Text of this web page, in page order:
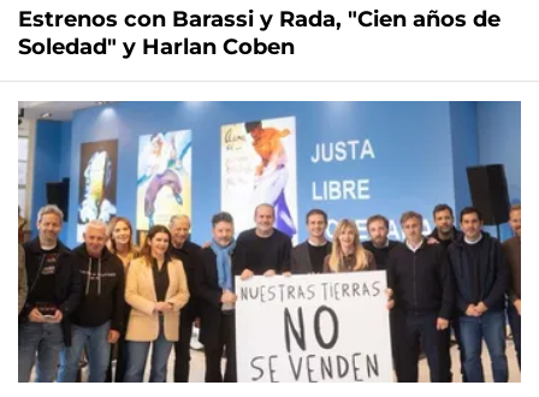
Estrenos con Barassi y Rada, "Cien años de
Soledad" y Harlan Coben